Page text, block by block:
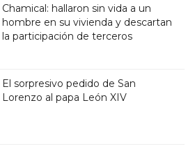
Chamical: hallaron sin vida a un
hombre en su vivienda y descartan
la participación de terceros
El sorpresivo pedido de San
Lorenzo al papa León XIV